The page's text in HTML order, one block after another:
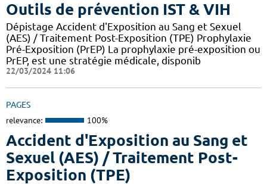
Outils de prévention IST & VIH
Dépistage Accident d'Exposition au Sang et Sexuel
(AES) / Traitement Post-Exposition (TPE) Prophylaxie
Pré-Exposition (PrEP) La prophylaxie pré-exposition ou
PrEP, est une stratégie médicale, disponib
22/03/2024 11:06
PAGES
relevance: 100%
Accident d'Exposition au Sang et
Sexuel (AES) / Traitement Post-
Exposition (TPE)